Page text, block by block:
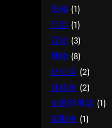
裝修 (1)
訂造 (1)
貸款 (3)
購物 (8)
辦公室 (2)
迷你倉 (2)
遊戲與電競 (1)
電動車 (1)